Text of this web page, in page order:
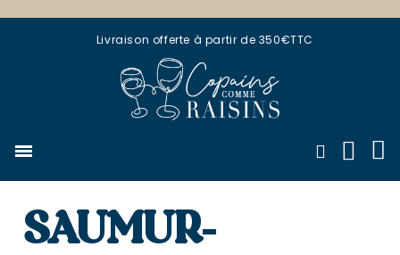
Livraison offerte à partir de 350€TTC
SAUMUR-